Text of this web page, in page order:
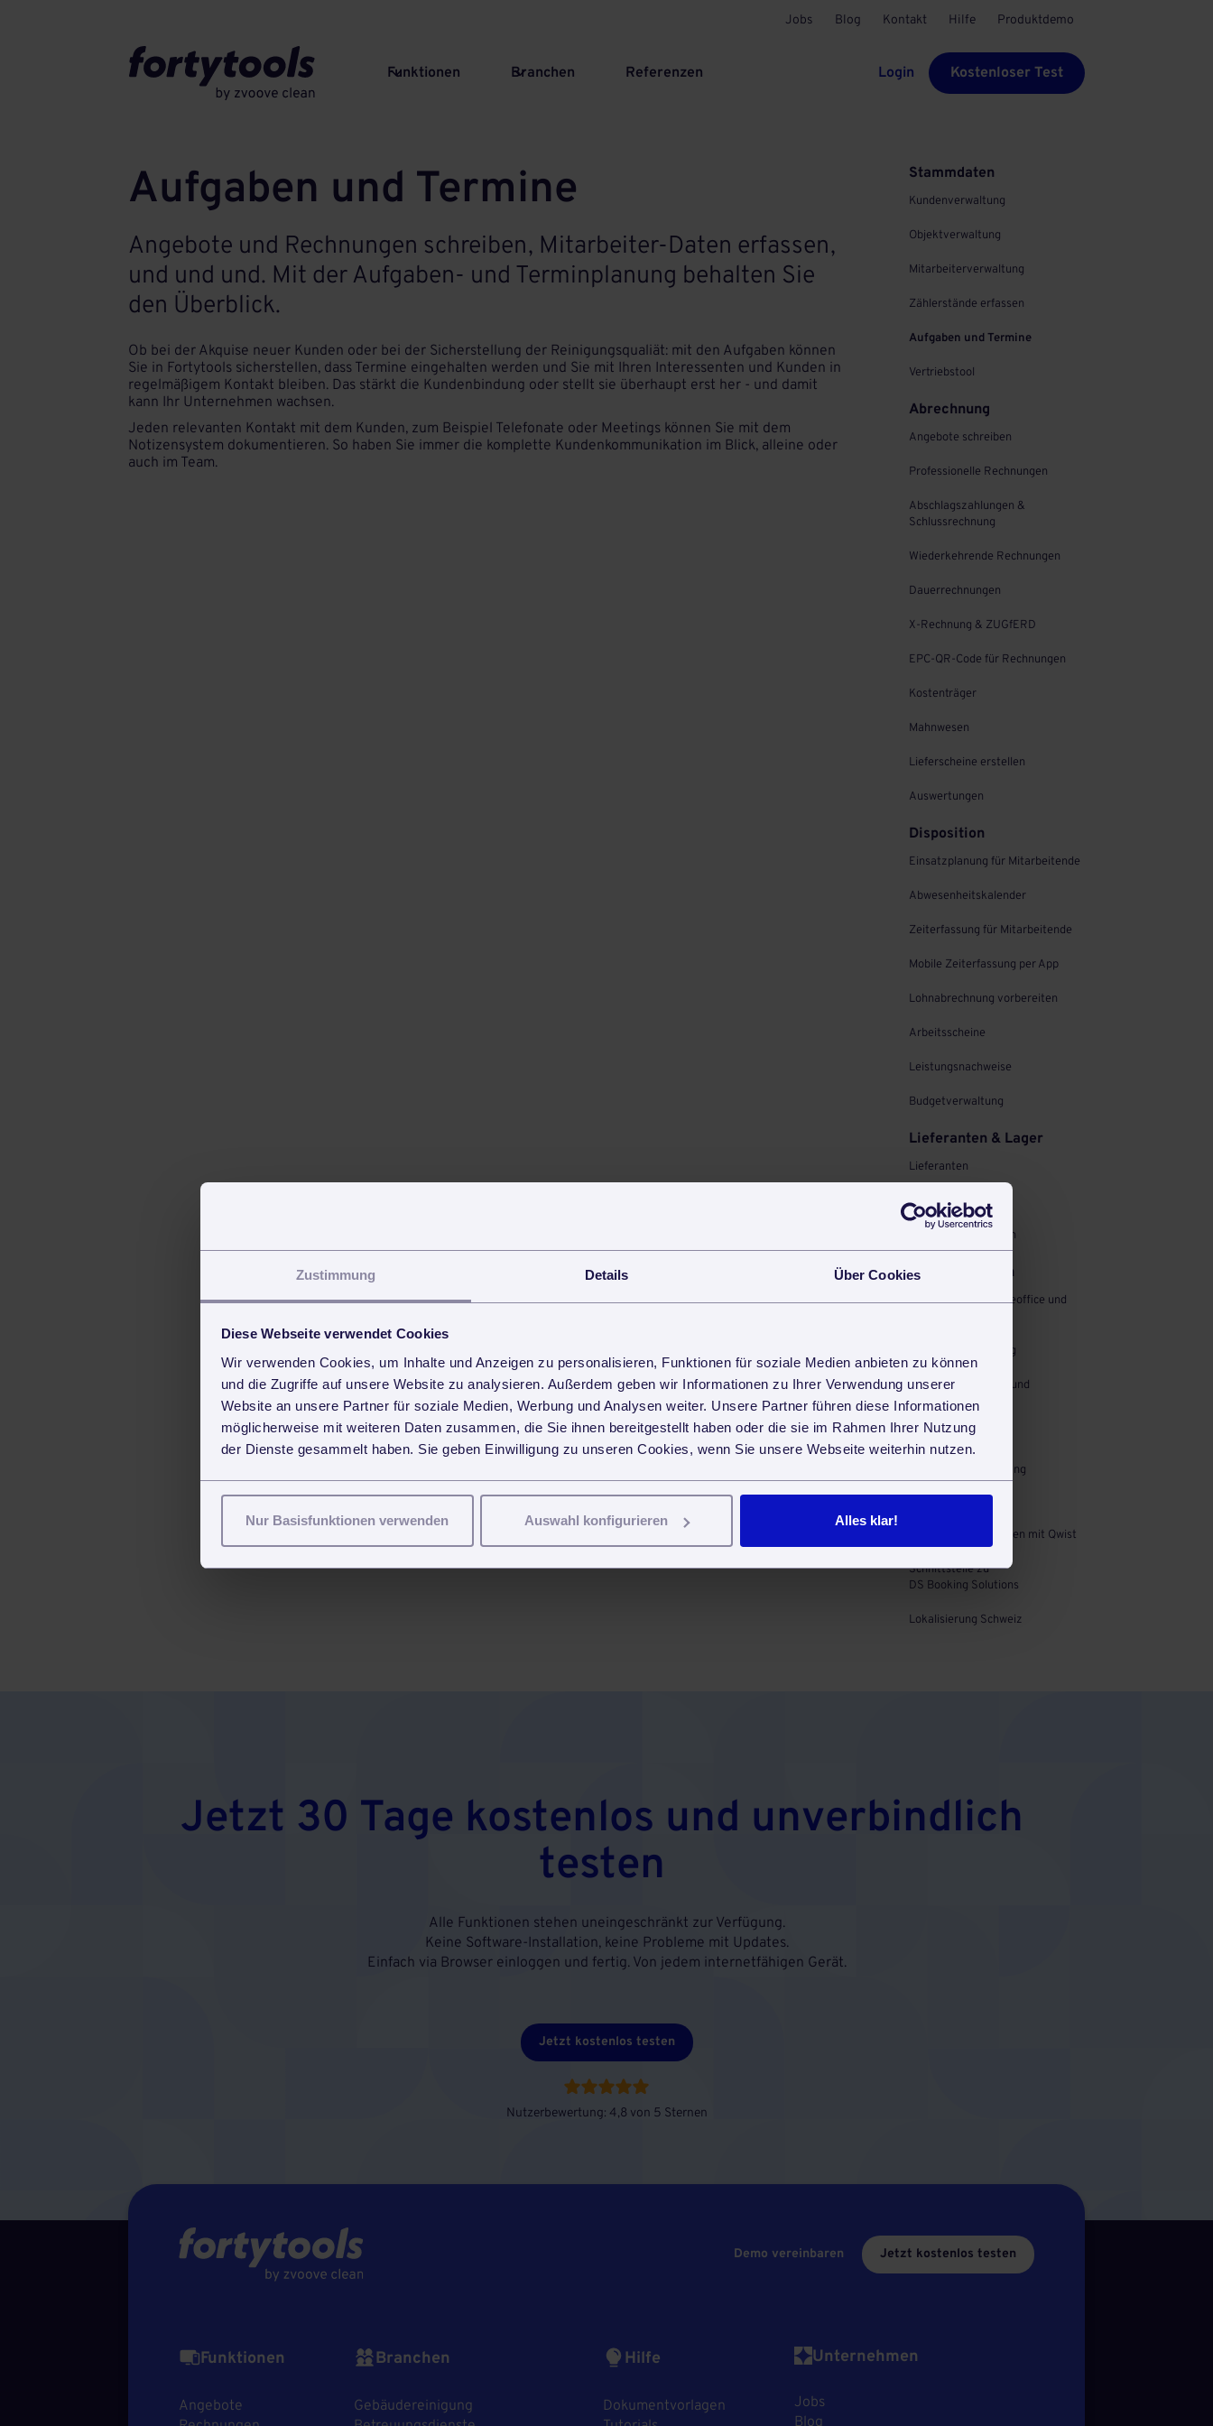
Zustimmung Details Über Cookies
Diese Webseite verwendet Cookies
Wir verwenden Cookies, um Inhalte und Anzeigen zu personalisieren, Funktionen für soziale Medien anbieten zu können
und die Zugriffe auf unsere Website zu analysieren. Außerdem geben wir Informationen zu Ihrer Verwendung unserer
Website an unsere Partner für soziale Medien, Werbung und Analysen weiter. Unsere Partner führen diese Informationen
möglicherweise mit weiteren Daten zusammen, die Sie ihnen bereitgestellt haben oder die sie im Rahmen Ihrer Nutzung
der Dienste gesammelt haben. Sie geben Einwilligung zu unseren Cookies, wenn Sie unsere Webseite weiterhin nutzen.
Nur Basisfunktionen verwenden Auswahl konfigurieren Alles klar!
Jobs Blog Kontakt Hilfe Produktdemo
Funktionen Branchen Referenzen Login Kostenloser Test
Aufgaben und Termine
Angebote und Rechnungen schreiben, Mitarbeiter-Daten erfassen,
und und und. Mit der Aufgaben- und Terminplanung behalten Sie
den Überblick.
Ob bei der Akquise neuer Kunden oder bei der Sicherstellung der Reinigungsqualiät: mit den Aufgaben können
Sie in Fortytools sicherstellen, dass Termine eingehalten werden und Sie mit Ihren Interessenten und Kunden in
regelmäßigem Kontakt bleiben. Das stärkt die Kundenbindung oder stellt sie überhaupt erst her - und damit
kann Ihr Unternehmen wachsen.
Jeden relevanten Kontakt mit dem Kunden, zum Beispiel Telefonate oder Meetings können Sie mit dem
Notizensystem dokumentieren. So haben Sie immer die komplette Kundenkommunikation im Blick, alleine oder
auch im Team.
Stammdaten
Kundenverwaltung
Objektverwaltung
Mitarbeiterverwaltung
Zählerstände erfassen
Aufgaben und Termine
Vertriebstool
Abrechnung
Angebote schreiben
Professionelle Rechnungen
Abschlagszahlungen &
Schlussrechnung
Wiederkehrende Rechnungen
Dauerrechnungen
X-Rechnung & ZUGfERD
EPC-QR-Code für Rechnungen
Kostenträger
Mahnwesen
Lieferscheine erstellen
Auswertungen
Disposition
Einsatzplanung für Mitarbeitende
Abwesenheitskalender
Zeiterfassung für Mitarbeitende
Mobile Zeiterfassung per App
Lohnabrechnung vorbereiten
Arbeitsscheine
Leistungsnachweise
Budgetverwaltung
Lieferanten & Lager
Lieferanten
Lagerhaltung
Eingangsrechnungen
Kommunikation
Remote Work, Homeoffice und
Dokumenteneingang
Dokumentvorlagen und
Vertragsvorlagen
Serienbriefe
Steuerberater-Zugang
Bankkonten verbinden mit Qwist
Schnittstelle zu
DS Booking Solutions
Lokalisierung Schweiz
Jetzt 30 Tage kostenlos und unverbindlich
testen
Alle Funktionen stehen uneingeschränkt zur Verfügung.
Keine Software-Installation, keine Probleme mit Updates.
Einfach via Browser einloggen und fertig. Von jedem internetfähigen Gerät.
Jetzt kostenlos testen
Nutzerbewertung: 4,8 von 5 Sternen
Demo vereinbaren Jetzt kostenlos testen
Funktionen
Angebote
Branchen
Gebäudereinigung
Hilfe
Dokumentvorlagen
Unternehmen
Jobs
Blog